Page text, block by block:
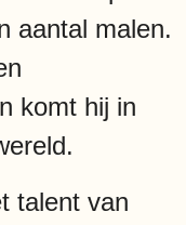
aantal malen.
komt hij in
talent van